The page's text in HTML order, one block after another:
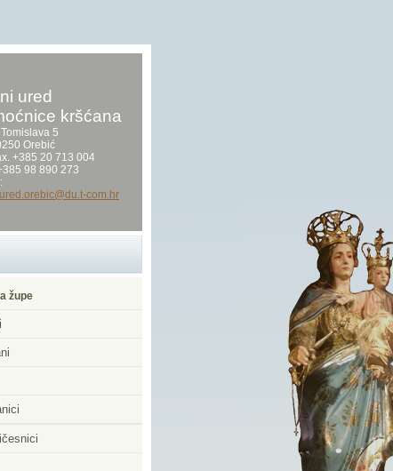
ured
kršćana
5
Orebić
+385 20 713 004
98 890 273
com.hr
župe